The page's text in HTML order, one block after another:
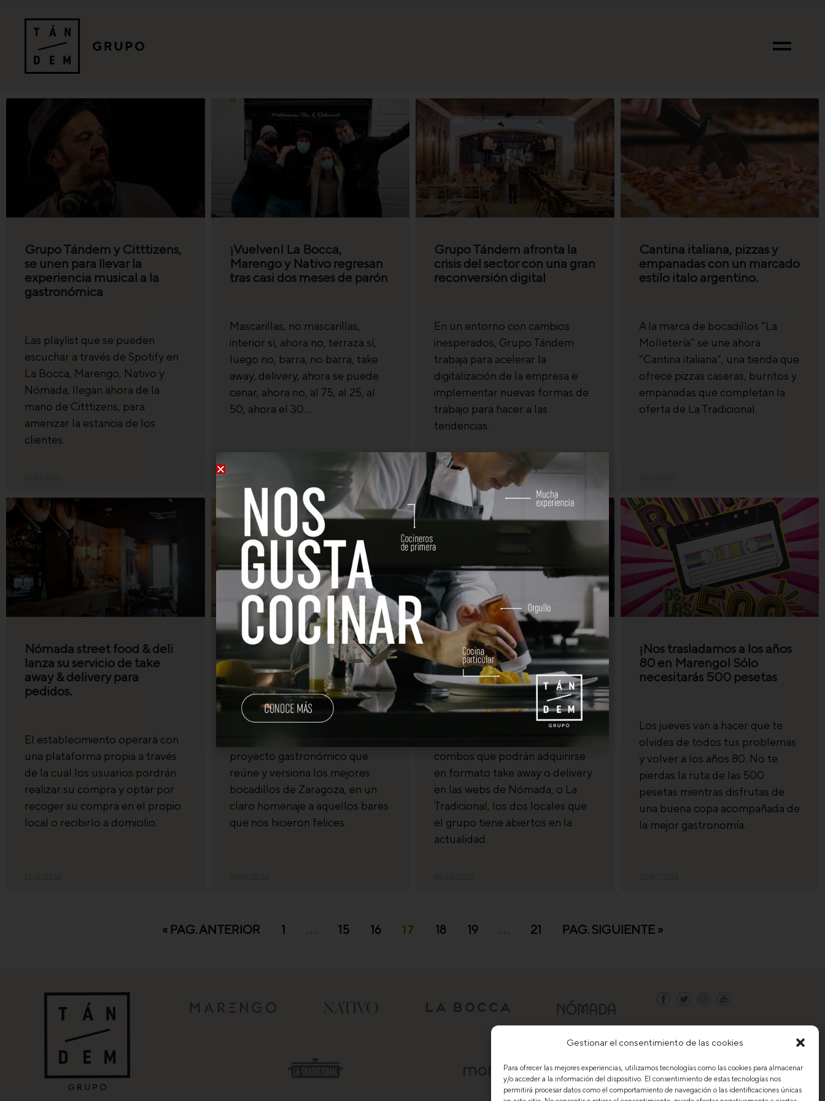
Gestionar el consentimiento de las cookies
Para ofrecer las mejores experiencias, utilizamos tecnologías como las cookies para almacenar
y/o acceder a la información del dispositivo. El consentimiento de estas tecnologías nos
permitirá procesar datos como el comportamiento de navegación o las identificaciones únicas
Grupo Tándem y Citttizens,
se unen para llevar la
experiencia musical a la
gastronómica
Las playlist que se pueden
escuchar a través de Spotify en
La Bocca, Marengo, Nativo y
Nómada, llegan ahora de la
mano de Citttizens, para
amenizar la estancia de los
clientes.
¡Vuelven! La Bocca,
Marengo y Nativo regresan
tras casi dos meses de parón
Mascarillas, no mascarillas,
interior sí, ahora no, terraza sí,
luego no, barra, no barra, take
away, delivery, ahora se puede
cenar, ahora no, al 75, al 25, al
50, ahora el 30….
Grupo Tándem afronta la
crisis del sector con una gran
reconversión digital
En un entorno con cambios
inesperados, Grupo Tándem
trabaja para acelerar la
digitalización de la empresa e
implementar nuevas formas de
trabajo para hacer a las
tendencias.
17/11/2020
Cantina italiana, pizzas y
empanadas con un marcado
estilo italo argentino.
A la marca de bocadillos “La
Molletería” se une ahora
“Cantina italiana”, una tienda que
ofrece pizzas caseras, burritos y
empanadas que completan la
oferta de La Tradicional.
Nómada street food & deli
lanza su servicio de take
away & delivery para
pedidos.
El establecimiento operará con
una plataforma propia a través
de la cual los usuarios pordrán
realizar su compra y optar por
recoger su compra en el propio
local o recibirlo a domicilio.
Regresar al pasado ya es
posible gracias a La
Molletería, el nuevo
proyecto de La Tradicional.
proyecto gastronómico que
reúne y versiona los mejores
bocadillos de Zaragoza, en un
claro homenaje a aquellos bares
que nos hicieron felices.
Tándem se une a 40 locales
de Zaragoza en la campaña
de Care «que la garnacha
fluya»
combos que podrán adquirirse
en formato take away o delivery
en las webs de Nómada, o La
Tradicional, los dos locales que
el grupo tiene abiertos en la
actualidad.
¡Nos trasladamos a los años
80 en Marengo! Sólo
necesitarás 500 pesetas
Los jueves van a hacer que te
olvides de todos tus problemas
y volver a los años 80. No te
pierdas la ruta de las 500
pesetas mientras disfrutas de
una buena copa acompañada de
la mejor gastronomía.
« PAG. ANTERIOR 1 15 16 17 18 19 21 PAG. SIGUIENTE »
Contacto
Política de privacidad
Aviso legal